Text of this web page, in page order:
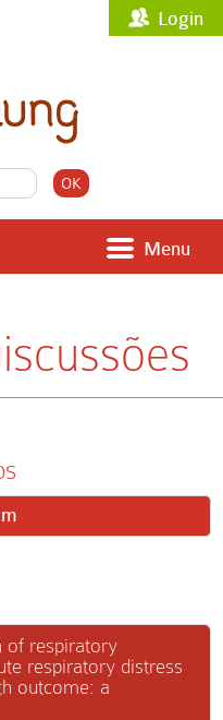
Login
Menu
of respiratory
respiratory distress
outcome: a